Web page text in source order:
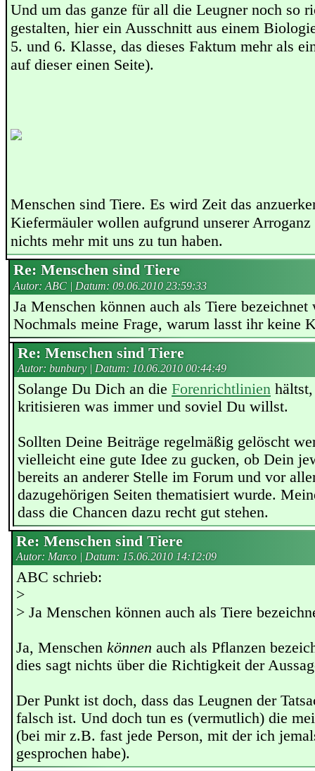
Und um das ganze für all die Leugner noch so
gestalten, hier ein Ausschnitt aus einem
5. und 6. Klasse, das dieses Faktum mehr als
auf dieser einen Seite).
Menschen sind Tiere. Es wird Zeit das
Kiefermäuler wollen aufgrund unserer Arroganz
nichts mehr mit uns zu tun haben.
Re: Menschen sind Tiere
Autor: ABC | Datum: 09.06.2010 23:59:33
Ja Menschen können auch als Tiere bezeichnet
Nochmals meine Frage, warum lasst ihr keine
Re: Menschen sind Tiere
Autor: bunbury | Datum: 10.06.2010 00:44:49
Solange Du Dich an die Forenrichtlinien
kritisieren was immer und soviel Du willst.
Sollten Deine Beiträge regelmäßig gelöscht
vielleicht eine gute Idee zu gucken, ob Dein
bereits an anderer Stelle im Forum und vor
dazugehörigen Seiten thematisiert wurde.
dass die Chancen dazu recht gut stehen.
Re: Menschen sind Tiere
Autor: Marco | Datum: 15.06.2010 14:12:09
ABC schrieb:
>
> Ja Menschen können auch als Tiere
Ja, Menschen können auch als Pflanzen
dies sagt nichts über die Richtigkeit der
Der Punkt ist doch, dass das Leugnen der
falsch ist. Und doch tun es (vermutlich) die
(bei mir z.B. fast jede Person, mit der ich
gesprochen habe).